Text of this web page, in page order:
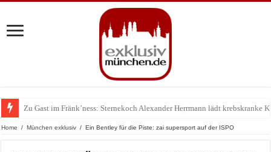
Zu Gast im Fränk’ness: Sternekoch Alexander Herrmann lädt krebskranke
Warum München gerade zum Treffpunkt der Lingerie-Branche wurde
Home / München exklusiv / Ein Bentley für die Piste: zai supersport auf der ISPO